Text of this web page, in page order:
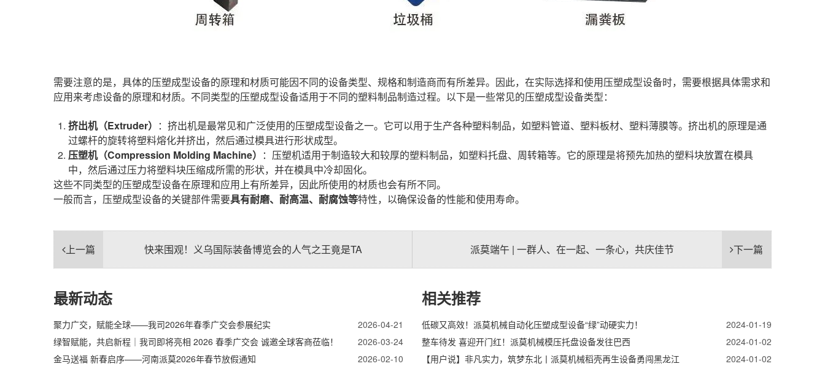
需要注意的是，具体的压塑成型设备的原理和材质可能因不同的设备类型、规格和制造商而有所差异。因此，在实际选择和使用压塑成型设备时，需要根据具体需求和
应用来考虑设备的原理和材质。不同类型的压塑成型设备适用于不同的塑料制品制造过程。以下是一些常见的压塑成型设备类型：
挤出机（Extruder） ：挤出机是最常见和广泛使用的压塑成型设备之一。它可以用于生产各种塑料制品，如塑料管道、塑料板材、塑料薄膜等。挤出机的原理是通
过螺杆的旋转将塑料熔化并挤出，然后通过模具进行形状成型。
压塑机（Compression Molding Machine） ：压塑机适用于制造较大和较厚的塑料制品，如塑料托盘、周转箱等。它的原理是将预先加热的塑料块放置在模具
中，然后通过压力将塑料块压缩成所需的形状，并在模具中冷却固化。
这些不同类型的压塑成型设备在原理和应用上有所差异，因此所使用的材质也会有所不同。
一般而言，压塑成型设备的关键部件需要具有耐磨、耐高温、耐腐蚀等特性，以确保设备的性能和使用寿命。
上一篇 快来围观！义乌国际装备博览会的人气之王竟是TA 下一篇
派莫端午 | 一群人、在一起、一条心，共庆佳节
最新动态
2026-04-21
聚力广交，赋能全球——我司2026年春季广交会参展纪实
2026-03-24
绿智赋能，共启新程｜我司即将亮相 2026 春季广交会 诚邀全球客商莅临！
2026-02-10
金马送福 新春启序——河南派莫2026年春节放假通知
相关推荐
2024-01-19
低碳又高效！派莫机械自动化压塑成型设备“绿”动硬实力！
2024-01-02
整车待发 喜迎开门红！派莫机械模压托盘设备发往巴西
2024-01-02
【用户说】非凡实力，筑梦东北丨派莫机械稻壳再生设备勇闯黑龙江